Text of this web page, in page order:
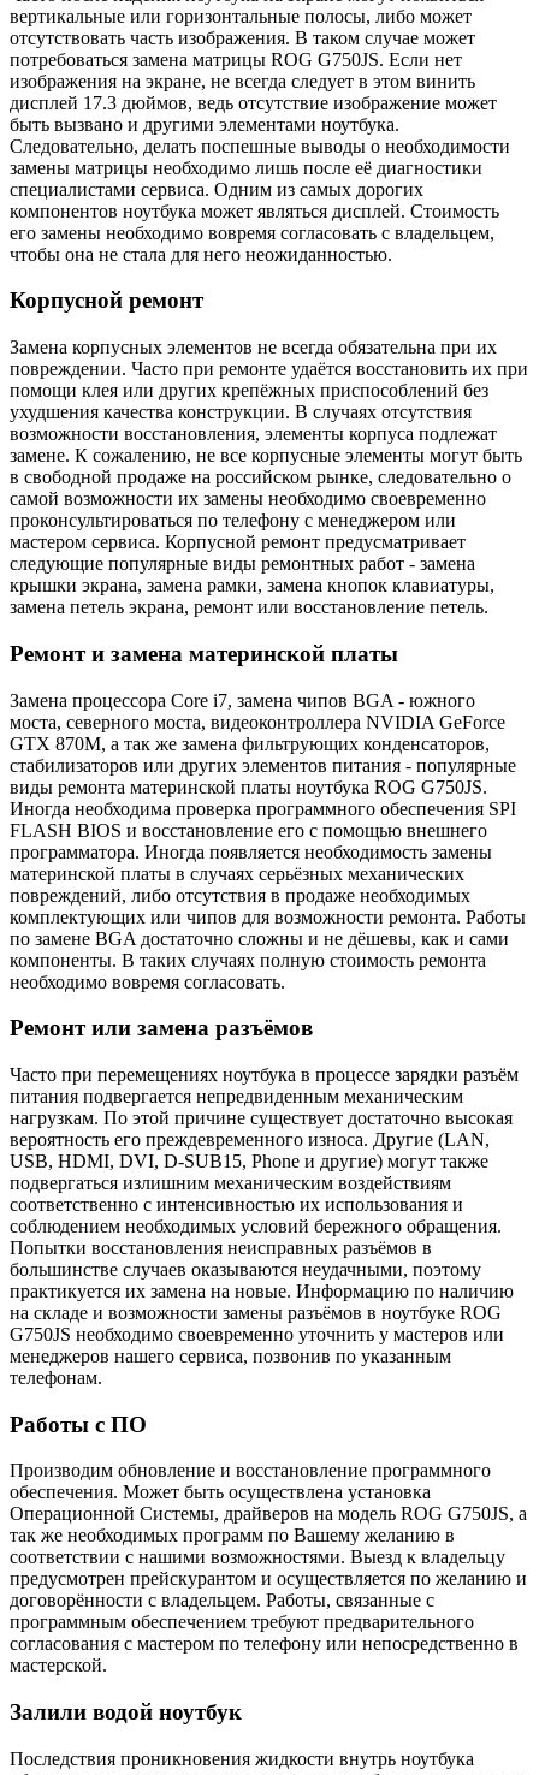
вертикальные или горизонтальные полосы, либо может
отсутствовать часть изображения. В таком случае может
потребоваться замена матрицы ROG G750JS. Если нет
изображения на экране, не всегда следует в этом винить
дисплей 17.3 дюймов, ведь отсутствие изображение может
быть вызвано и другими элементами ноутбука.
Следовательно, делать поспешные выводы о необходимости
замены матрицы необходимо лишь после её диагностики
специалистами сервиса. Одним из самых дорогих
компонентов ноутбука может являться дисплей. Стоимость
его замены необходимо вовремя согласовать с владельцем,
чтобы она не стала для него неожиданностью.
Корпусной ремонт
Замена корпусных элементов не всегда обязательна при их
повреждении. Часто при ремонте удаётся восстановить их при
помощи клея или других крепёжных приспособлений без
ухудшения качества конструкции. В случаях отсутствия
возможности восстановления, элементы корпуса подлежат
замене. К сожалению, не все корпусные элементы могут быть
в свободной продаже на российском рынке, следовательно о
самой возможности их замены необходимо своевременно
проконсультироваться по телефону с менеджером или
мастером сервиса. Корпусной ремонт предусматривает
следующие популярные виды ремонтных работ - замена
крышки экрана, замена рамки, замена кнопок клавиатуры,
замена петель экрана, ремонт или восстановление петель.
Ремонт и замена материнской платы
Замена процессора Core i7, замена чипов BGA - южного
моста, северного моста, видеоконтроллера NVIDIA GeForce
GTX 870M, а так же замена фильтрующих конденсаторов,
стабилизаторов или других элементов питания - популярные
виды ремонта материнской платы ноутбука ROG G750JS.
Иногда необходима проверка программного обеспечения SPI
FLASH BIOS и восстановление его с помощью внешнего
программатора. Иногда появляется необходимость замены
материнской платы в случаях серьёзных механических
повреждений, либо отсутствия в продаже необходимых
комплектующих или чипов для возможности ремонта. Работы
по замене BGA достаточно сложны и не дёшевы, как и сами
компоненты. В таких случаях полную стоимость ремонта
необходимо вовремя согласовать.
Ремонт или замена разъёмов
Часто при перемещениях ноутбука в процессе зарядки разъём
питания подвергается непредвиденным механическим
нагрузкам. По этой причине существует достаточно высокая
вероятность его преждевременного износа. Другие (LAN,
USB, HDMI, DVI, D-SUB15, Phone и другие) могут также
подвергаться излишним механическим воздействиям
соответственно с интенсивностью их использования и
соблюдением необходимых условий бережного обращения.
Попытки восстановления неисправных разъёмов в
большинстве случаев оказываются неудачными, поэтому
практикуется их замена на новые. Информацию по наличию
на складе и возможности замены разъёмов в ноутбуке ROG
G750JS необходимо своевременно уточнить у мастеров или
менеджеров нашего сервиса, позвонив по указанным
телефонам.
Работы с ПО
Производим обновление и восстановление программного
обеспечения. Может быть осуществлена установка
Операционной Системы, драйверов на модель ROG G750JS, а
так же необходимых программ по Вашему желанию в
соответствии с нашими возможностями. Выезд к владельцу
предусмотрен прейскурантом и осуществляется по желанию и
договорённости с владельцем. Работы, связанные с
программным обеспечением требуют предварительного
согласования с мастером по телефону или непосредственно в
мастерской.
Залили водой ноутбук
Последствия проникновения жидкости внутрь ноутбука